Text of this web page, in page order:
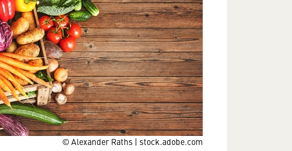
© Alexander Raths | stock.adobe.com